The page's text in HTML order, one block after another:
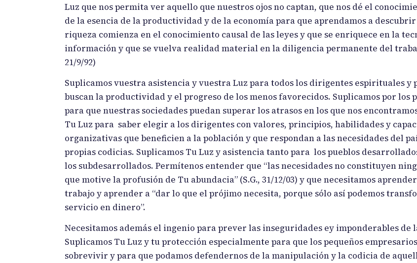
Luz que nos permita ver aquello que nuestros ojos no captan, que nos dé el
de la esencia de la productividad y de la economía para que aprendamos a
riqueza comienza en el conocimiento causal de las leyes y que se enriquece en la
información y que se vuelva realidad material en la diligencia permanente del
21/9/92)
Suplicamos vuestra asistencia y vuestra Luz para todos los dirigentes espirituales y
buscan la productividad y el progreso de los menos favorecidos. Suplicamos por los
para que nuestras sociedades puedan superar los atrasos en los que nos
Tu Luz para saber elegir a los dirigentes con valores, principios, habilidades y
organizativas que beneficien a la población y que respondan a las necesidades del
propias codicias. Suplicamos Tu Luz y asistencia tanto para los pueblos
los subdesarrollados. Permítenos entender que “las necesidades no constituyen
que motive la profusión de Tu abundacia” (S.G., 31/12/03) y que necesitamos
trabajo y aprender a “dar lo que el prójimo necesita, porque sólo así podemos
servicio en dinero”.
Necesitamos además el ingenio para prever las inseguridades ey imponderables de
Suplicamos Tu Luz y tu protección especialmente para que los pequeños
sobrevivir y para que podamos defendernos de la manipulación y la codicia de